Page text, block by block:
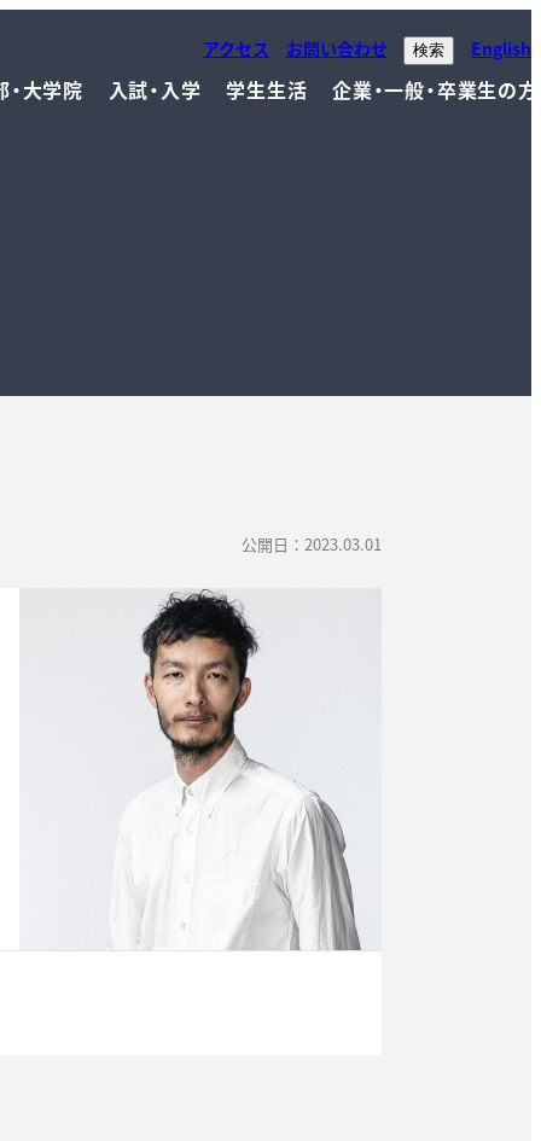
アクセス お問い合わせ 検索 English
・大学院 入試・入学 学生生活 企業・一般・卒業生の方
公開日：2023.03.01